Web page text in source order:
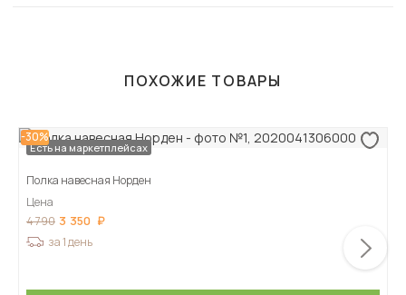
ПОХОЖИЕ ТОВАРЫ
-30%
Спецпредложение
Есть на маркетплейсах
Полка навесная Норден
Цена
4 790 3 350
за 1 день